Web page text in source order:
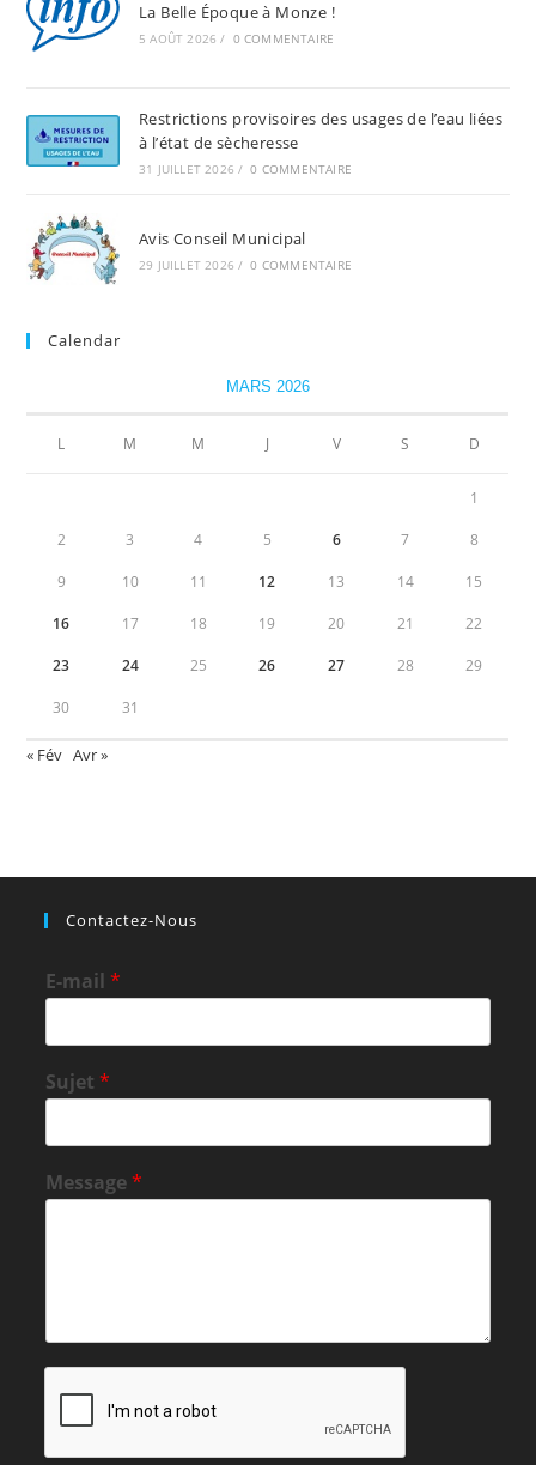
La Belle Époque à Monze !
5 AOÛT 2026 / 0 COMMENTAIRE
Restrictions provisoires des usages de l’eau liées
à l’état de sècheresse
31 JUILLET 2026 / 0 COMMENTAIRE
Avis Conseil Municipal
29 JUILLET 2026 / 0 COMMENTAIRE
Calendar
MARS 2026
L M M J V S D
1
2 3 4 5 6 7 8
9 10 11 12 13 14 15
16 17 18 19 20 21 22
23 24 25 26 27 28 29
30 31
« Fév Avr »
Contactez-Nous
E-mail*
Sujet*
Message*